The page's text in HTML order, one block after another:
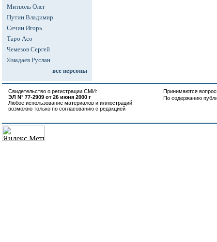
Митволь Олег
Путин Владимир
Сечин Игорь
Таро Асо
Чемезов Сергей
Ямадаев Руслан
все персоны
Свидетельство о регистрации СМИ:
ЭЛ N° 77-2909 от 26 июня 2000 г
Любое использование материалов и иллюстраций
возможно только по согласованию с редакцией
Принимаются
По содержанию